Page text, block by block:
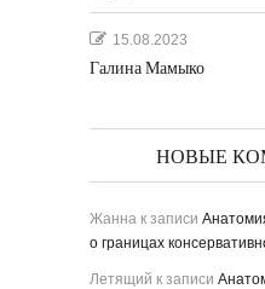
15.08.2023
Галина Мамыко
НОВЫЕ
Жанна к записи
о границах
Летящий к записи